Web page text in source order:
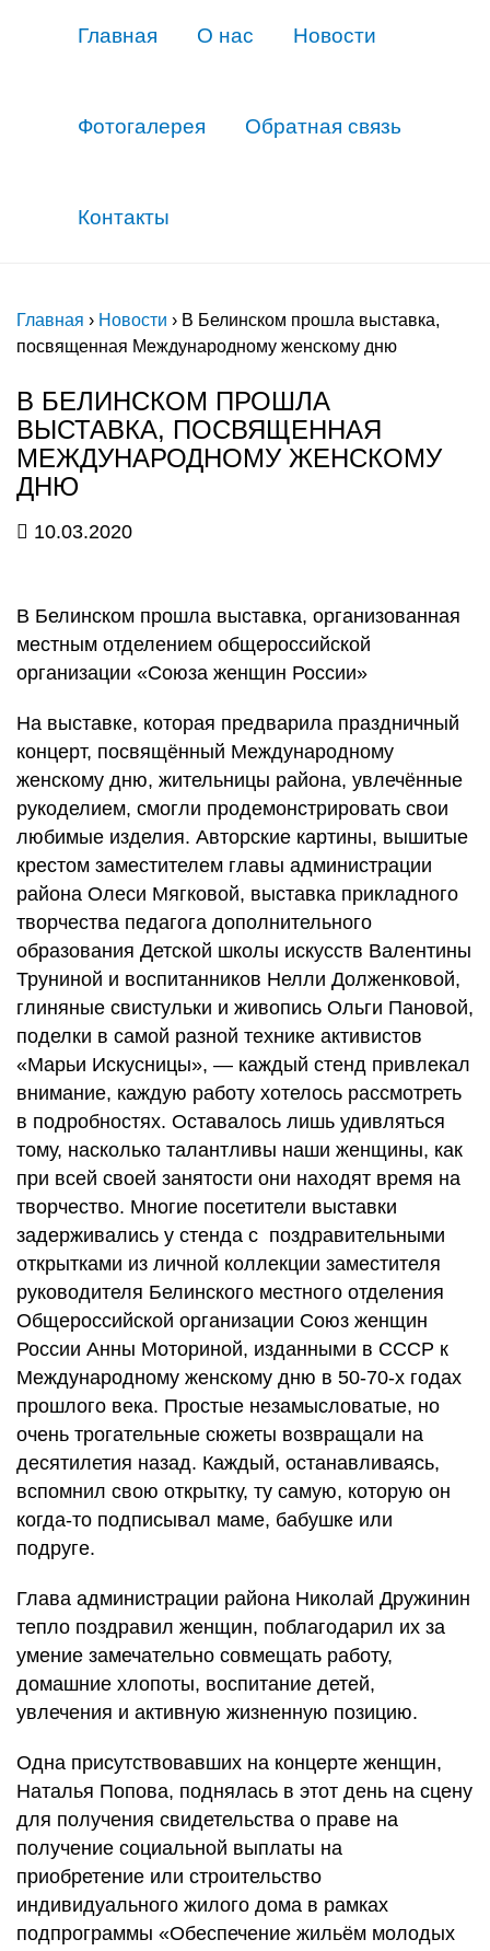
Главная О нас Новости
Фотогалерея Обратная связь
Контакты
Главная › Новости › В Белинском прошла выставка,
посвященная Международному женскому дню
В БЕЛИНСКОМ ПРОШЛА
ВЫСТАВКА, ПОСВЯЩЕННАЯ
МЕЖДУНАРОДНОМУ ЖЕНСКОМУ
ДНЮ
10.03.2020
В Белинском прошла выставка, организованная
местным отделением общероссийской
организации «Союза женщин России»
На выставке, которая предварила праздничный
концерт, посвящённый Международному
женскому дню, жительницы района, увлечённые
рукоделием, смогли продемонстрировать свои
любимые изделия. Авторские картины, вышитые
крестом заместителем главы администрации
района Олеси Мягковой, выставка прикладного
творчества педагога дополнительного
образования Детской школы искусств Валентины
Труниной и воспитанников Нелли Долженковой,
глиняные свистульки и живопись Ольги Пановой,
поделки в самой разной технике активистов
«Марьи Искусницы», — каждый стенд привлекал
внимание, каждую работу хотелось рассмотреть
в подробностях. Оставалось лишь удивляться
тому, насколько талантливы наши женщины, как
при всей своей занятости они находят время на
творчество. Многие посетители выставки
задерживались у стенда с поздравительными
открытками из личной коллекции заместителя
руководителя Белинского местного отделения
Общероссийской организации Союз женщин
России Анны Моториной, изданными в СССР к
Международному женскому дню в 50-70-х годах
прошлого века. Простые незамысловатые, но
очень трогательные сюжеты возвращали на
десятилетия назад. Каждый, останавливаясь,
вспомнил свою открытку, ту самую, которую он
когда-то подписывал маме, бабушке или
подруге.
Глава администрации района Николай Дружинин
тепло поздравил женщин, поблагодарил их за
умение замечательно совмещать работу,
домашние хлопоты, воспитание детей,
увлечения и активную жизненную позицию.
Одна присутствовавших на концерте женщин,
Наталья Попова, поднялась в этот день на сцену
для получения свидетельства о праве на
получение социальной выплаты на
приобретение или строительство
индивидуального жилого дома в рамках
подпрограммы «Обеспечение жильём молодых